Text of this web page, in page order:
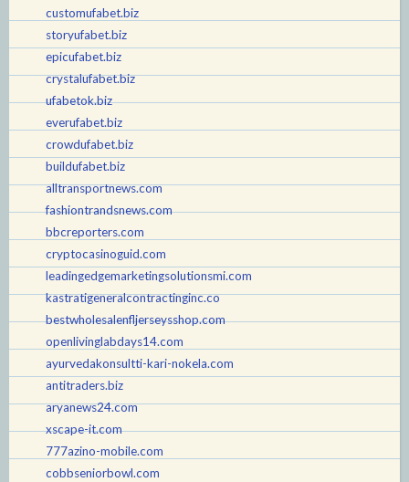
customufabet.biz
storyufabet.biz
epicufabet.biz
crystalufabet.biz
ufabetok.biz
everufabet.biz
crowdufabet.biz
buildufabet.biz
alltransportnews.com
fashiontrandsnews.com
bbcreporters.com
cryptocasinoguid.com
leadingedgemarketingsolutionsmi.com
kastratigeneralcontractinginc.co
bestwholesalenfljerseysshop.com
openlivinglabdays14.com
ayurvedakonsultti-kari-nokela.com
antitraders.biz
aryanews24.com
xscape-it.com
777azino-mobile.com
cobbseniorbowl.com